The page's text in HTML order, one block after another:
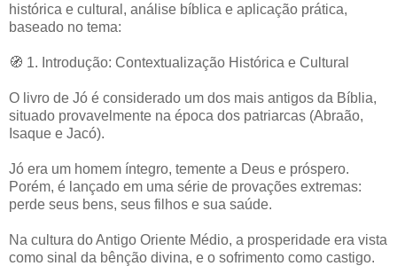
histórica e cultural, análise bíblica e aplicação prática,
baseado no tema:
🧭 1. Introdução: Contextualização Histórica e Cultural
O livro de Jó é considerado um dos mais antigos da Bíblia,
situado provavelmente na época dos patriarcas (Abraão,
Isaque e Jacó).
Jó era um homem íntegro, temente a Deus e próspero.
Porém, é lançado em uma série de provações extremas:
perde seus bens, seus filhos e sua saúde.
Na cultura do Antigo Oriente Médio, a prosperidade era vista
como sinal da bênção divina, e o sofrimento como castigo.